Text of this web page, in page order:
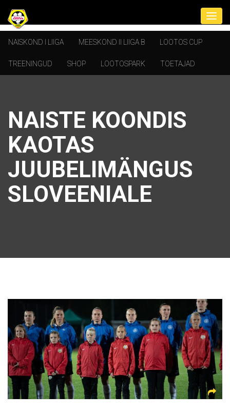
NAISKOND I LIIGA MEESKOND II LIIGA B LOOTOS CUP
TREENINGUD SHOP LOOTOSPARK TOETAJAD
NAISTE KOONDIS
KAOTAS
JUUBELIMÄNGUS
SLOVEENIALE